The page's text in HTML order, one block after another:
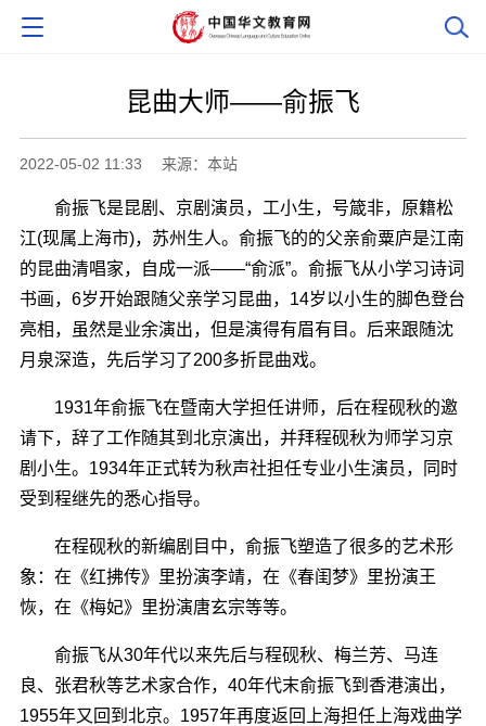
昆曲大师――俞振飞
2022-05-02 11:33 来源：本站
俞振飞是昆剧、京剧演员，工小生，号箴非，原籍松
江(现属上海市)，苏州生人。俞振飞的的父亲俞粟庐是江南
的昆曲清唱家，自成一派――“俞派”。俞振飞从小学习诗词
书画，6岁开始跟随父亲学习昆曲，14岁以小生的脚色登台
亮相，虽然是业余演出，但是演得有眉有目。后来跟随沈
月泉深造，先后学习了200多折昆曲戏。
1931年俞振飞在暨南大学担任讲师，后在程砚秋的邀
请下，辞了工作随其到北京演出，并拜程砚秋为师学习京
剧小生。1934年正式转为秋声社担任专业小生演员，同时
受到程继先的悉心指导。
在程砚秋的新编剧目中，俞振飞塑造了很多的艺术形
象：在《红拂传》里扮演李靖，在《春闺梦》里扮演王
恢，在《梅妃》里扮演唐玄宗等等。
俞振飞从30年代以来先后与程砚秋、梅兰芳、马连
良、张君秋等艺术家合作，40年代末俞振飞到香港演出，
1955年又回到北京。1957年再度返回上海担任上海戏曲学